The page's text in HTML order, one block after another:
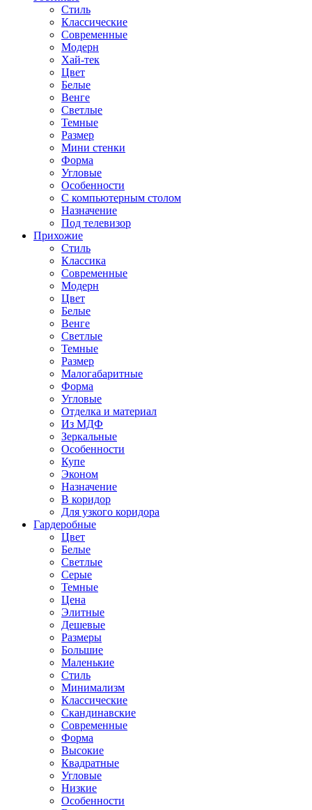
Стиль
Классические
Современные
Модерн
Хай-тек
Цвет
Белые
Венге
Светлые
Темные
Размер
Мини стенки
Форма
Угловые
Особенности
С компьютерным столом
Назначение
Под телевизор
Прихожие
Стиль
Классика
Современные
Модерн
Цвет
Белые
Венге
Светлые
Темные
Размер
Малогабаритные
Форма
Угловые
Отделка и материал
Из МДФ
Зеркальные
Особенности
Купе
Эконом
Назначение
В коридор
Для узкого коридора
Гардеробные
Цвет
Белые
Светлые
Серые
Темные
Цена
Элитные
Дешевые
Размеры
Большие
Маленькие
Стиль
Минимализм
Классические
Скандинавские
Современные
Форма
Высокие
Квадратные
Угловые
Низкие
Особенности